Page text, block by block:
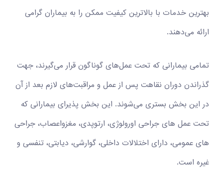
بهترین خدمات با بالاترین کیفیت ممکن را به بیماران گرامی
ارائه می‌دهند.
تمامی بیمارانی که تحت عمل‌های گوناگون قرار می‌گیرند، جهت
گذراندن دوران نقاهت پس از عمل و مراقبت‌های لازم بعد از آن
در این بخش بستری می‌شوند. این بخش پذیرای بیمارانی که
تحت عمل های جراحی اورولوژی، ارتوپدی، مغزواعصاب، جراحی
های عمومی، دارای اختلالات داخلی، گوارشی، دیابتی، تنفسی و
غیره است.